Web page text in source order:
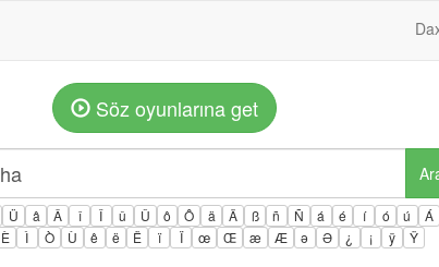
Söz oyunlarına get
Ü â Â î Î û Û ô Ô ä Ä ß ñ Ñ á é í ó ú Á
È Ì Ò Ù ê ë Ë ï Ï œ Œ æ Æ ə Ə ¿ ¡ ÿ Ÿ